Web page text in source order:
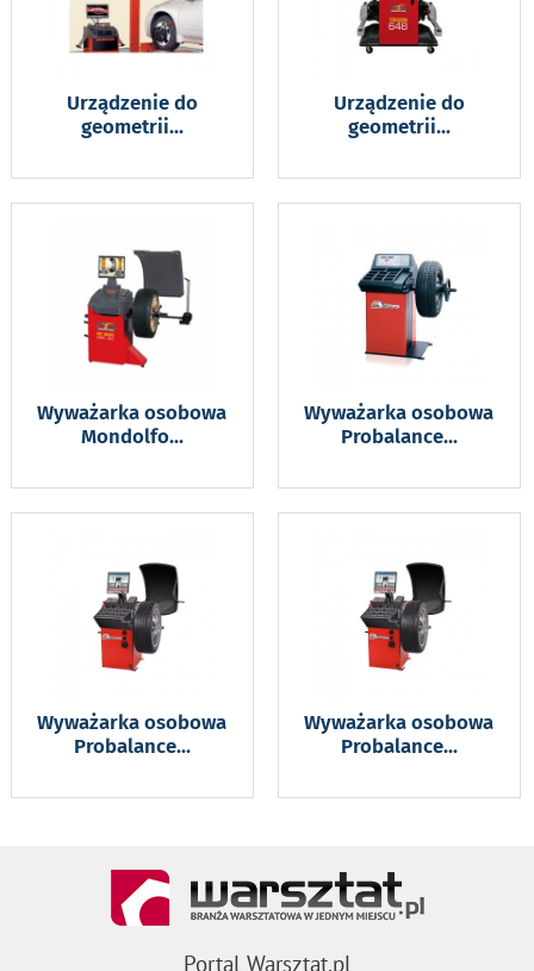
Urządzenie do
geometrii...
Urządzenie do
geometrii...
Wyważarka osobowa
Mondolfo...
Wyważarka osobowa
Probalance...
Wyważarka osobowa
Probalance...
Wyważarka osobowa
Probalance...
Portal Warsztat.pl